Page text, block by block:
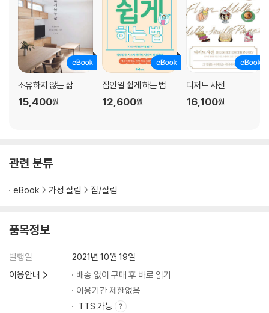
소유하지 않는 삶
15,400원
집안일 쉽게 하는 법
12,600원
디저트 사전
16,100원
관련 분류
eBook 가정 살림 집/살림
품목정보
발행일
2021년 10월 19일
이용안내
배송 없이 구매 후 바로 읽기
이용기간 제한없음
TTS 가능